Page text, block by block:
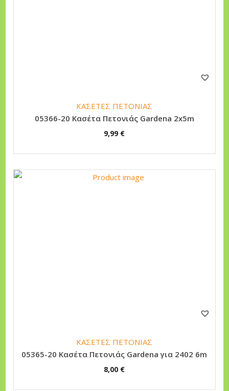
ΚΑΣΕΤΕΣ ΠΕΤΟΝΙΑΣ
05366-20 Κασέτα Πετονιάς Gardena 2x5m
9,99 €
ΚΑΣΕΤΕΣ ΠΕΤΟΝΙΑΣ
05365-20 Κασέτα Πετονιάς Gardena για 2402 6m
8,00 €